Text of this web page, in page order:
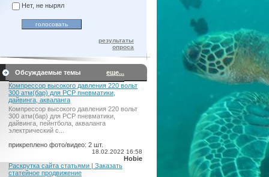
Нет, не нырял
результаты
опроса
Обсуждаемые темы
еще...
Компрессор высокого давления 220 вольт
300 атм(бар) для PCP пневматики,
дайвинга, акваланга
Компрессор высокого давления 220 вольт
300 атм(бар) для PCP пневматики,
дайвинга, пейнтбола, акваланга
электрический c...
прикреплено фото/видео: 2 шт.
18.02.2022 16:58
Hobie
Раскрутка сайта статьями | Заказать
статейное продвижение